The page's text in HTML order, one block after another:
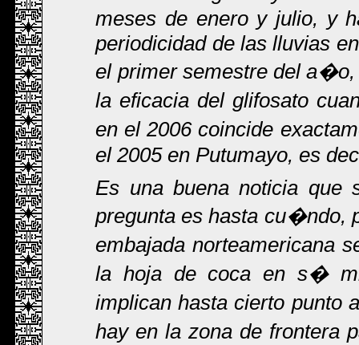
meses de enero y julio, y
periodicidad de las lluvias
el primer semestre del a�o,
la eficacia del glifosato
en el 2006 coincide
el 2005 en Putumayo, es
Es una buena noticia que
pregunta es hasta cu�ndo,
embajada norteamericana
la hoja de coca en s�
implican hasta cierto punto
hay en la zona de frontera